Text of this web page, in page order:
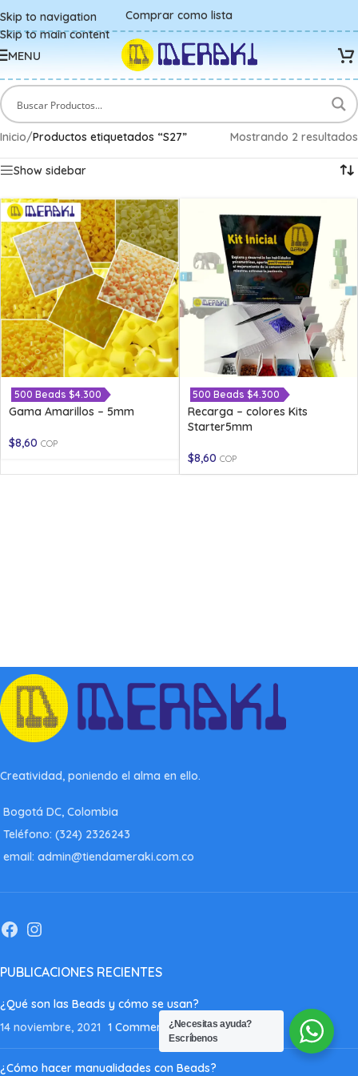
Skip to navigation
Skip to main content
Comprar como lista
MENU
Inicio/Productos etiquetados “S27” Mostrando 2 resultados
Show sidebar
500 Beads $4.300
Gama Amarillos – 5mm
$8,60 COP
500 Beads $4.300
Recarga – colores Kits
Starter5mm
$8,60 COP
Creatividad, poniendo el alma en ello.
Bogotá DC, Colombia
Teléfono: (324) 2326243
email: admin@tiendameraki.com.co
PUBLICACIONES RECIENTES
¿Qué son las Beads y cómo se usan?
14 noviembre, 2021 1 Comment
¿Cómo hacer manualidades con Beads?
¿Necesitas ayuda?
Escríbenos